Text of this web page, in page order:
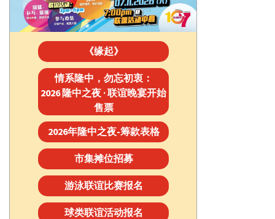
《缘起》
情系隆中，勿忘初衷：
2026 隆中之夜 · 联谊晚宴开始
售票
2026年隆中之夜-筹款表格
市集摊位招募
游泳联谊比赛报名
球类联谊活动报名